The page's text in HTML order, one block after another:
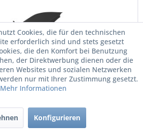
Stockschirm Ringe...
Cookies, die für den technischen
erforderlich sind und stets gesetzt
die den Komfort bei Benutzung
der Direktwerbung dienen oder die
Websites und sozialen Netzwerken
nur mit Ihrer Zustimmung gesetzt.
Mehr Informationen
Konfigurieren